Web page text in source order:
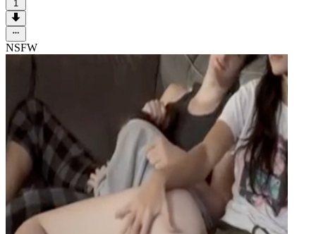
1
NSFW